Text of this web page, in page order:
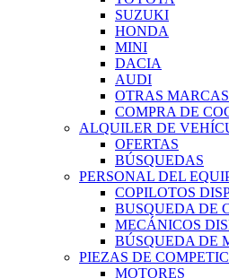
SUZUKI
HONDA
MINI
DACIA
AUDI
OTRAS MARCAS
COMPRA DE
ALQUILER DE
OFERTAS
BÚSQUEDAS
PERSONAL DEL
COPILOTOS
BUSQUEDA DE
MECÁNICOS
BÚSQUEDA DE
PIEZAS DE
MOTORES